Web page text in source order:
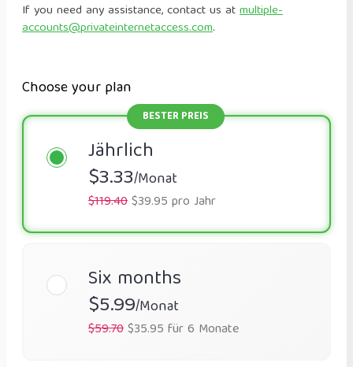
If you need any assistance, contact us atmultiple-
accounts@privateinternetaccess.com.
Choose your plan
Jährlich
$3.33/Monat
$119.40$39.95 pro Jahr
Six months
$5.99/Monat
$59.70$35.95 für 6 Monate